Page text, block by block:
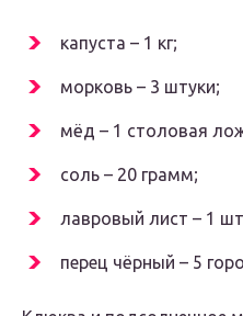
капуста – 1 кг;
морковь – 3 штуки;
мёд – 1 столовая
соль – 20 грамм;
лавровый лист – 1
перец чёрный – 5